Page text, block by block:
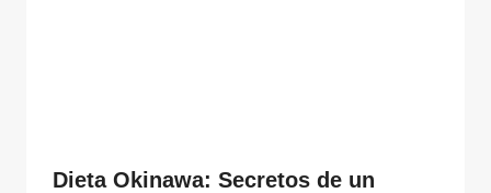
Dieta Okinawa: Secretos de un